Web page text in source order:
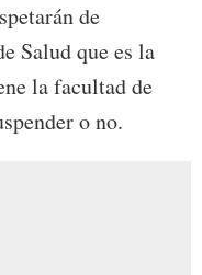
de
Salud que es la
la facultad de
o no.